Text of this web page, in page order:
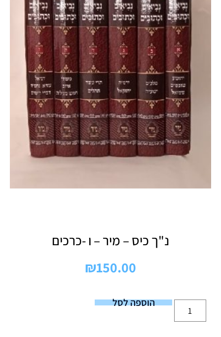
נ"ך כיס – מיר – ו -כרכים
₪150.00
הוספה לסל